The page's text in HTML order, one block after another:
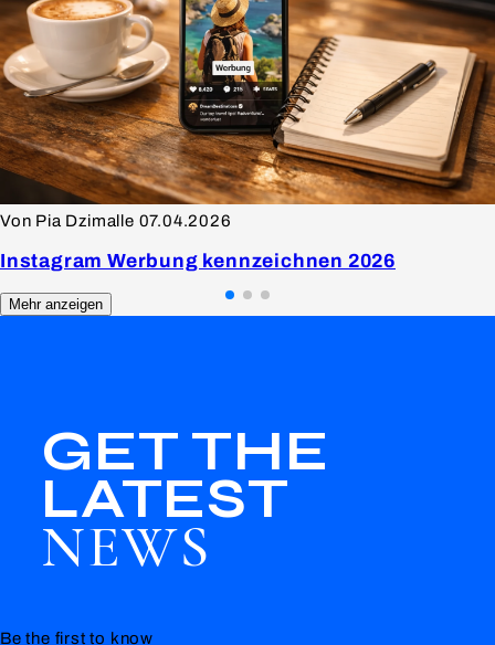
Von Pia Dzimalle 07.04.2026
Instagram Werbung kennzeichnen 2026
Mehr anzeigen
GET THE
LATEST
NEWS
Be the first to know